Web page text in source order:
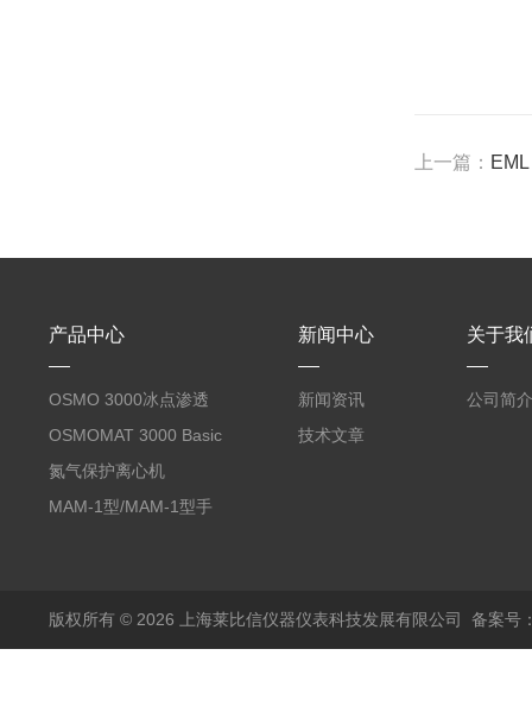
上一篇：
产品中心
OSMO 3000冰点渗透
压仪
OSMOMAT 3000 Basic
冰点渗透压仪
氮气保护离心机
MAM-1型/MAM-1型手
新闻中心
新闻资讯
技术文章
关于我
公司简介
版权所有 © 2026 上海莱比信仪器仪表科技发展有限公司 备案号